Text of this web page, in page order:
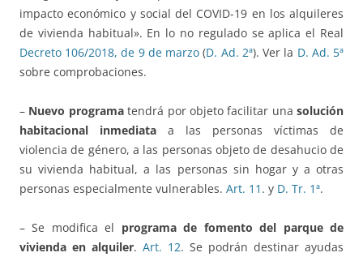
impacto económico y social del COVID-19 en los alquileres
de vivienda habitual». En lo no regulado se aplica el Real
Decreto 106/2018, de 9 de marzo (D. Ad. 2ª). Ver la D. Ad. 5ª
sobre comprobaciones.
– Nuevo programatendrá por objeto facilitar una solución
habitacional inmediata a las personas víctimas de
violencia de género, a las personas objeto de desahucio de
su vivienda habitual, a las personas sin hogar y a otras
personas especialmente vulnerables. Art. 11 . y D. Tr. 1ª.
– Se modifica el programa de fomento del parque de
vivienda en alquiler. Art. 12. Se podrán destinar ayudas